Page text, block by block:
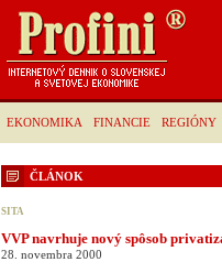
EKONOMIKA FINANCIE REGIÓNY
ČLÁNOK
SITA
VVP navrhuje nový spôsob
28. novembra 2000